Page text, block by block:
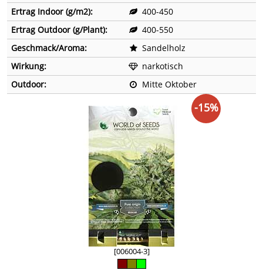
Ertrag Indoor (g/m2):
400-450
Ertrag Outdoor (g/Plant):
400-550
Geschmack/Aroma:
Sandelholz
Wirkung:
narkotisch
Outdoor:
Mitte Oktober
[006004-3]
-15%